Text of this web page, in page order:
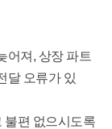
어져, 상장 파트
달 오류가 있
불편 없으시도록